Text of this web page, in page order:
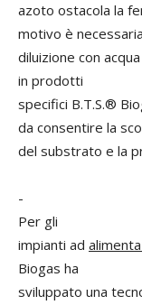
azoto ostacola la
motivo è
diluizione con
in prodotti
specifici B.T.S.®
da consentire la
del substrato e la
-
Per gli
impianti ad
Biogas ha
sviluppato una